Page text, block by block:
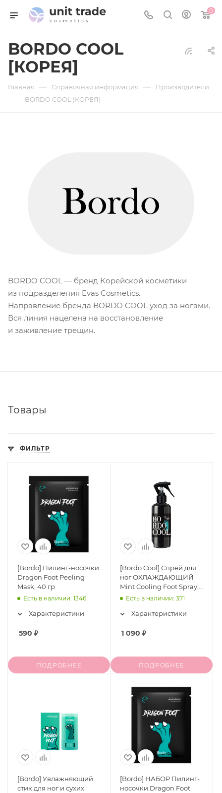
0
BORDO COOL
[КОРЕЯ]
Главная — Справочная информация — Производители
— BORDO COOL [КОРЕЯ]
BORDO COOL — бренд Корейской косметики
из подразделения Evas Cosmetics.
Направление бренда BORDO COOL уход за ногами.
Вся линия нацелена на восстановление
и заживление трещин.
Товары
ФИЛЬТР
[Bordo] Пилинг-носочки
Dragon Foot Peeling
Mask, 40 гр
Есть в наличии: 1346
Характеристики
590 ₽
ПОДРОБНЕЕ
[Bordo Cool] Спрей для
ног ОХЛАЖДАЮЩИЙ
Mint Cooling Foot Spray,
150 мл
Есть в наличии: 371
Характеристики
1 090 ₽
ПОДРОБНЕЕ
[Bordo] Увлажняющий
стик для ног и сухих
[Bordo] НАБОР Пилинг-
носочки Dragon Foot